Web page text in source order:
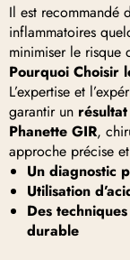
Il est recommandé
inflammatoires
minimiser le risque
Pourquoi Choisir
L’expertise et
garantir un
Phanette GIR,
approche précise
Un diagnostic
Utilisation
Des
durable